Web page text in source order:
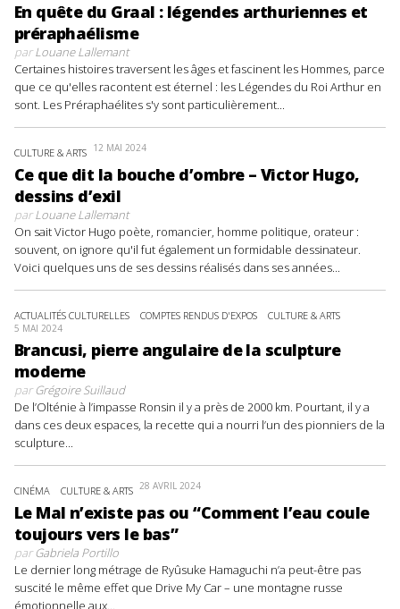
En quête du Graal : légendes arthuriennes et
préraphaélisme
parLouane Lallemant
Certaines histoires traversent les âges et fascinent les Hommes, parce
que ce qu'elles racontent est éternel : les Légendes du Roi Arthur en
sont. Les Préraphaélites s'y sont particulièrement...
CULTURE & ARTS 12 MAI 2024
Ce que dit la bouche d’ombre – Victor Hugo,
dessins d’exil
parLouane Lallemant
On sait Victor Hugo poète, romancier, homme politique, orateur :
souvent, on ignore qu'il fut également un formidable dessinateur.
Voici quelques uns de ses dessins réalisés dans ses années...
ACTUALITÉS CULTURELLES COMPTES RENDUS D'EXPOS CULTURE & ARTS
5 MAI 2024
Brancusi, pierre angulaire de la sculpture
moderne
parGrégoire Suillaud
De l’Olténie à l’impasse Ronsin il y a près de 2000 km. Pourtant, il y a
dans ces deux espaces, la recette qui a nourri l’un des pionniers de la
sculpture...
CINÉMA CULTURE & ARTS 28 AVRIL 2024
Le Mal n’existe pas ou “Comment l’eau coule
toujours vers le bas”
parGabriela Portillo
Le dernier long métrage de Ryûsuke Hamaguchi n’a peut-être pas
suscité le même effet que Drive My Car – une montagne russe
émotionnelle aux...